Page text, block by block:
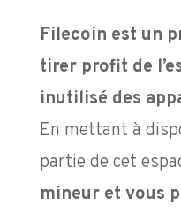
Filecoin est un
tirer profit de
inutilisé des
En mettant à
partie de cet
mineur et vous